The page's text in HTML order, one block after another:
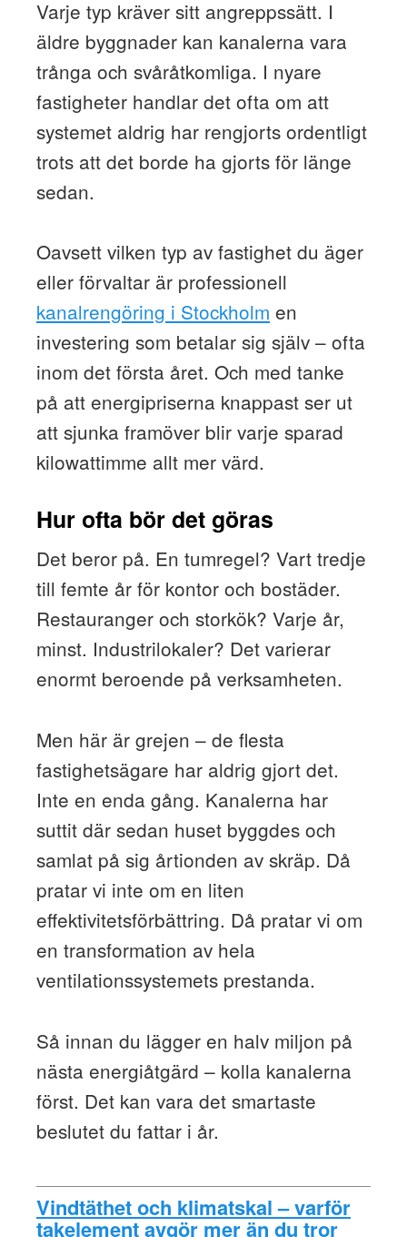
Varje typ kräver sitt angreppssätt. I
äldre byggnader kan kanalerna vara
trånga och svåråtkomliga. I nyare
fastigheter handlar det ofta om att
systemet aldrig har rengjorts ordentligt
trots att det borde ha gjorts för länge
sedan.
Oavsett vilken typ av fastighet du äger
eller förvaltar är professionell
kanalrengöring i Stockholm en
investering som betalar sig själv – ofta
inom det första året. Och med tanke
på att energipriserna knappast ser ut
att sjunka framöver blir varje sparad
kilowattimme allt mer värd.
Hur ofta bör det göras
Det beror på. En tumregel? Vart tredje
till femte år för kontor och bostäder.
Restauranger och storkök? Varje år,
minst. Industrilokaler? Det varierar
enormt beroende på verksamheten.
Men här är grejen – de flesta
fastighetsägare har aldrig gjort det.
Inte en enda gång. Kanalerna har
suttit där sedan huset byggdes och
samlat på sig årtionden av skräp. Då
pratar vi inte om en liten
effektivitetsförbättring. Då pratar vi om
en transformation av hela
ventilationssystemets prestanda.
Så innan du lägger en halv miljon på
nästa energiåtgärd – kolla kanalerna
först. Det kan vara det smartaste
beslutet du fattar i år.
Vindtäthet och klimatskal – varför
takelement avgör mer än du tror